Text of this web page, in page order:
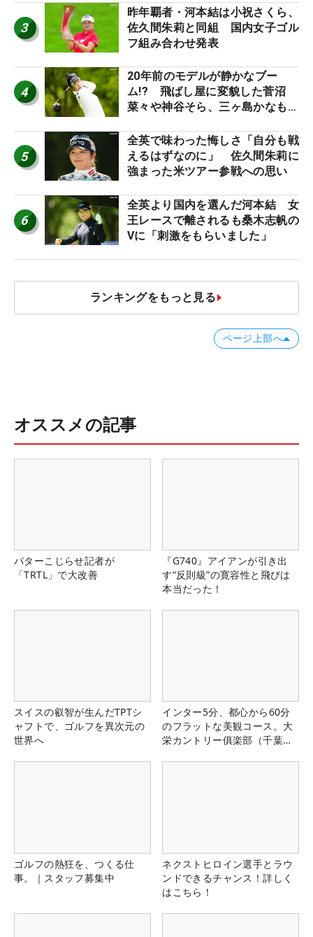
3
昨年覇者・河本結は小祝さくら、
佐久間朱莉と同組 国内女子ゴル
フ組み合わせ発表
4
20年前のモデルが静かなブー
ム!? 飛ばし屋に変貌した菅沼
菜々や神谷そら、三ヶ島かなも使
ロたちの“飛ばしギア”】
5
全英で味わった悔しさ「自分も戦
えるはずなのに」 佐久間朱莉に
強まった米ツアー参戦への思い
6
全英より国内を選んだ河本結 女
王レースで離されるも桑木志帆の
Vに「刺激をもらいました」
ランキングをもっと見る
ページ上部へ
オススメの記事
パターこじらせ記者が
「TRTL」で大改善
『G740』アイアンが引き出
す“反則級”の寛容性と飛びは
本当だった！
スイスの叡智が生んだTPTシ
ャフトで、ゴルフを異次元の
世界へ
インター5分、都心から60分
のフラットな美観コース。大
栄カントリー俱楽部（千葉
ゴルフの熱狂を、つくる仕
事。｜スタッフ募集中
ネクストヒロイン選手とラウ
ンドできるチャンス！詳しく
はこちら！